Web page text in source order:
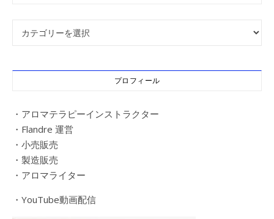
記事カテゴリー
プロフィール
・アロマテラピーインストラクター
・Flandre 運営
・小売販売
・製造販売
・アロマライター
・YouTube動画配信